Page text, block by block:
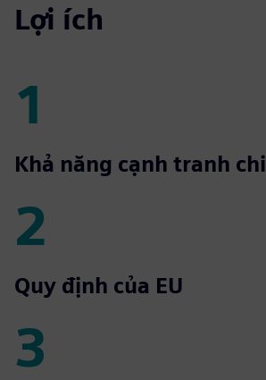
Lợi ích
1
1
Khả năng cạnh tranh
2
2
Quy định của EU
3